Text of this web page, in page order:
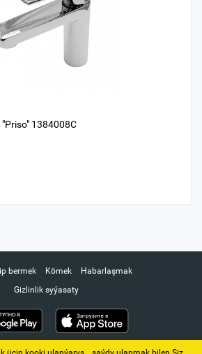
1384008C
bermek Kömek
Habarlaşmak
Gizlinlik syýasaty